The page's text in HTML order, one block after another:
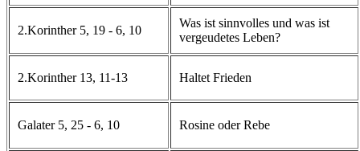
2.Korinther 5, 19 - 6, 10
Was ist sinnvolles und was ist
vergeudetes Leben?
2.Korinther 13, 11-13 Haltet Frieden
Galater 5, 25 - 6, 10 Rosine oder Rebe